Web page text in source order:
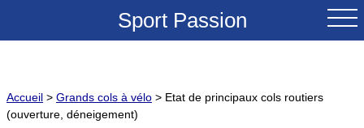
Sport Passion
NOUVEAUTES
Accueil > Grands cols à vélo > Etat de principaux cols routiers
(ouverture, déneigement)